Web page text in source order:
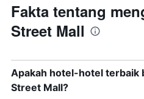
Fakta tentang
Street Mall
Apakah hotel-hotel terbaik
Street Mall?